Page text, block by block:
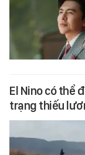
El Nino có thể
trạng thiếu